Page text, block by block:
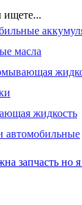
масла
жидкость
автомобильные
запчасть но